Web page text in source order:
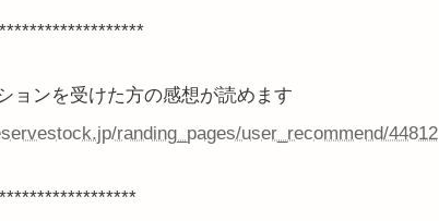
ョンを受けた方の感想が読めます
randing_pages/user_recommend/44812